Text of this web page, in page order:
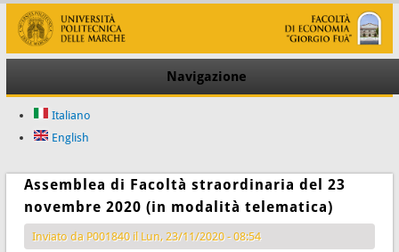
Navigazione
Italiano
English
Assemblea di Facoltà straordinaria del 23
novembre 2020 (in modalità telematica)
Inviato da P001840il Lun, 23/11/2020 - 08:54